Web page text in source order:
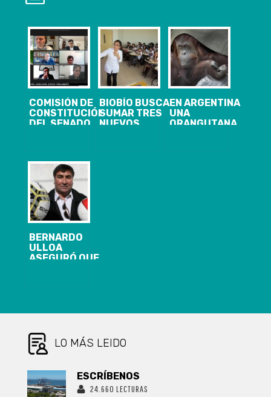
COMISIÓN DE
CONSTITUCIÓN
DEL SENADO
10% DE
FONDOS DE LA
AFP
BIOBÍO BUSCA
SUMAR TRES
NUEVOS
EN ARGENTINA
UNA
ORANGUTANA
BERNARDO
ULLOA
ASEGURÓ QUE
PROFESIONAL
LO MÁS LEIDO
ESCRÍBENOS
24.660 LECTURAS